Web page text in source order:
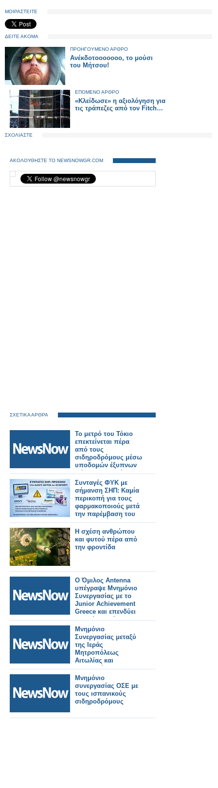
ΜΟΙΡΑΣΤΕΙΤΕ
ΔΕΙΤΕ ΑΚΟΜΑ
ΠΡΟΗΓΟΥΜΕΝΟ ΑΡΘΡΟ
Ανέκδοτοοοοοοο, το μούσι
του Μήτσου!
ΕΠΟΜΕΝΟ ΑΡΘΡΟ
«Κλείδωσε» η αξιολόγηση για
τις τράπεζες από τον Fitch…
ΣΧΟΛΙΑΣΤΕ
ΑΚΟΛΟΥΘΗΣΤΕ ΤΟ NEWSNOWGR.COM
ΣΧΕΤΙΚΑ ΑΡΘΡΑ
Το μετρό του Τόκιο
επεκτείνεται πέρα ​​
από τους
σιδηροδρόμους μέσω
υποδομών έξυπνων
πόλεων, αστικής
ανάπτυξης και
παγκόσμιας
επιχειρησιακής
εμπειρίας.
Συνταγές ΦΥΚ με
σήμανση ΣΗΠ: Καμία
περικοπή για τους
φαρμακοποιούς μετά
την παρέμβαση του
ΠΦΣ – Από εδώ και
πέρα απαιτείται
απόλυτη προσοχή
Η σχέση ανθρώπου
και φυτού πέρα από
την φροντίδα
Ο Όμιλος Antenna
υπέγραψε Μνημόνιο
Συνεργασίας με το
Junior Achievement
Greece και επενδύει
στη νέα γενιά
Μνημόνιο
Συνεργασίας μεταξύ
της Ιεράς
Μητροπόλεως
Αιτωλίας και
Ακαρνανίας και των
Διευθύνσεων
Εκπαιδεύσεως
Αιτωλοακαρνανίας
Μνημόνιο
συνεργασίας ΟΣΕ με
τους ισπανικούς
σιδηροδρόμους